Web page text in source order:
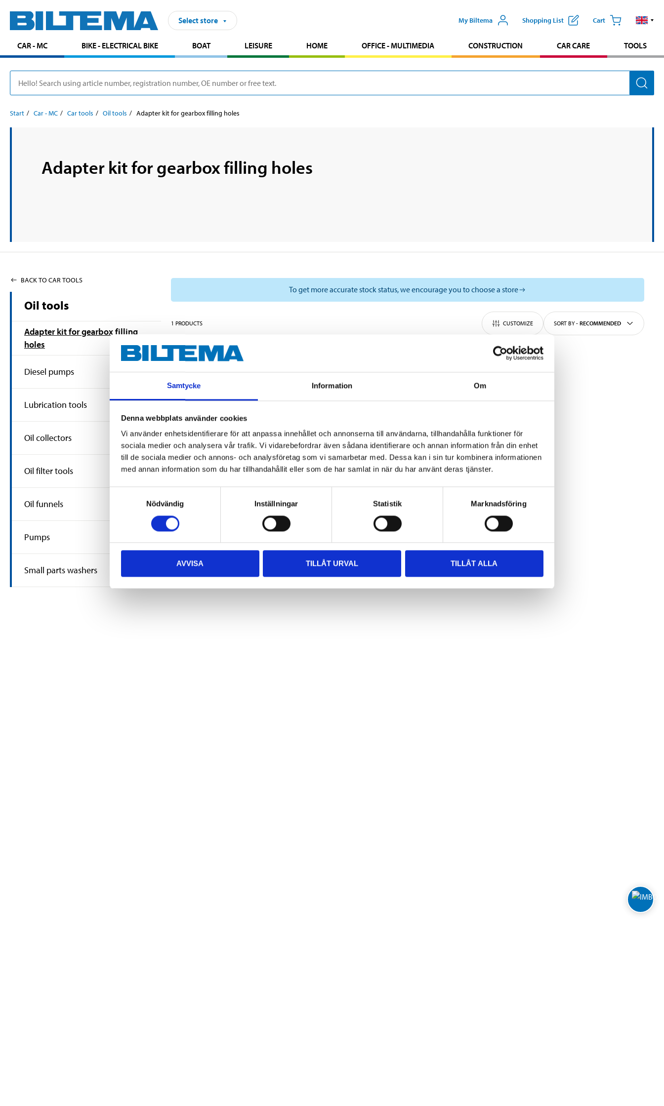
Samtycke Information Om
Denna webbplats använder cookies
Vi använder enhetsidentifierare för att anpassa innehållet och annonserna till användarna, tillhandahålla funktioner för
sociala medier och analysera vår trafik. Vi vidarebefordrar även sådana identifierare och annan information från din enhet
till de sociala medier och annons- och analysföretag som vi samarbetar med. Dessa kan i sin tur kombinera informationen
med annan information som du har tillhandahållit eller som de har samlat in när du har använt deras tjänster.
Nödvändig
Inställningar Statistik Marknadsföring
AVVISA TILLÅT URVAL TILLÅT ALLA
Select store My Biltema Shopping List Cart
CAR - MC BIKE - ELECTRICAL BIKE BOAT LEISURE HOME OFFICE - MULTIMEDIA CONSTRUCTION CAR CARE TOOLS
Start Car - MC Car tools Oil tools Adapter kit for gearbox filling holes
Adapter kit for gearbox filling holes
BACK TO CAR TOOLS
Oil tools
Adapter kit for gearbox filling
holes
Diesel pumps
Lubrication tools
Oil collectors
Oil filter tools
Oil funnels
Pumps
Small parts washers
To get more accurate stock status, we encourage you to choose a store
1 PRODUCTS CUSTOMIZE SORT BY- RECOMMENDED
359:-
Transmission oil filler
adapter set, 3 parts
19-1448
In stock in